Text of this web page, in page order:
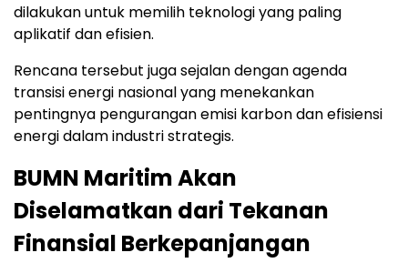
dilakukan untuk memilih teknologi yang paling
aplikatif dan efisien.
Rencana tersebut juga sejalan dengan agenda
transisi energi nasional yang menekankan
pentingnya pengurangan emisi karbon dan efisiensi
energi dalam industri strategis.
BUMN Maritim Akan
Diselamatkan dari Tekanan
Finansial Berkepanjangan